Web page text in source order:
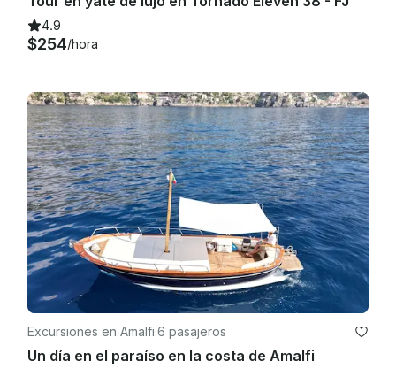
4.9
$254/hora
Excursiones en Amalfi·6 pasajeros
Un día en el paraíso en la costa de Amalfi